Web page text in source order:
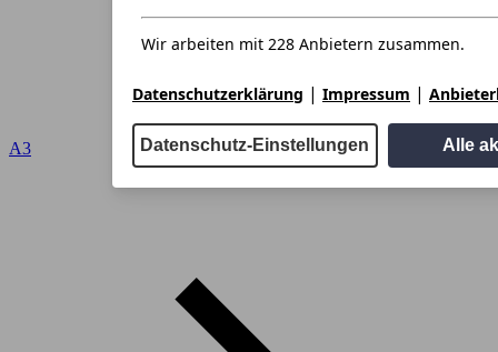
Wir arbeiten mit 228 Anbietern zusammen.
Datenschutzerklärung | Impressum |
Datenschutz-Einstellungen Alle
A3